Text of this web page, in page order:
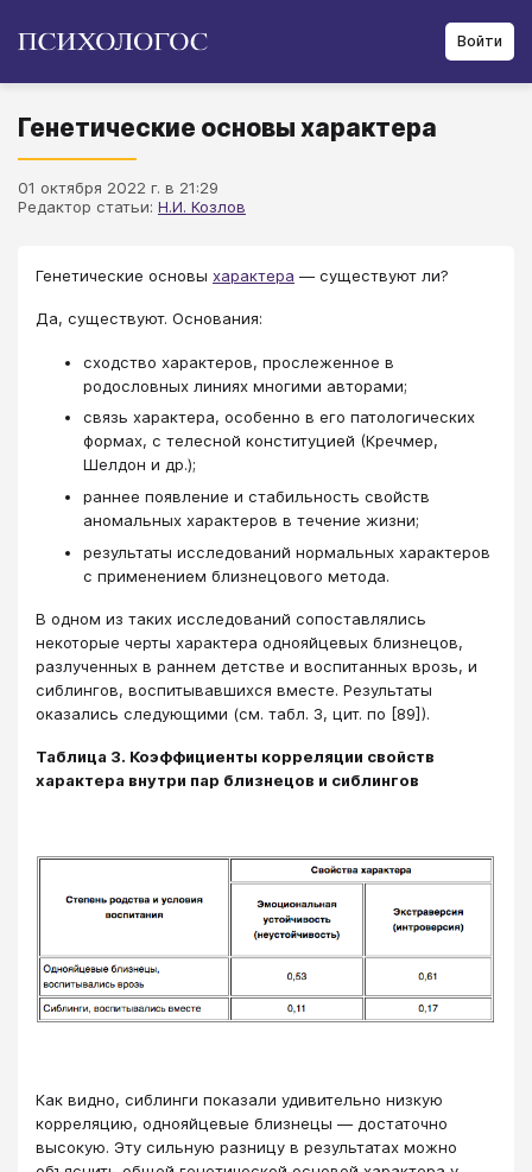
Войти
Генетические основы характера
01 октября 2022 г. в 21:29
Редактор статьи: Н.И. Козлов
Генетические основы характера ― существуют ли?
Да, существуют. Основания:
сходство характеров, прослеженное в
родословных линиях многими авторами;
связь характера, особенно в его патологических
формах, с телесной конституцией (Кречмер,
Шелдон и др.);
раннее появление и стабильность свойств
аномальных характеров в течение жизни;
результаты исследований нормальных характеров
с применением близнецового метода.
В одном из таких исследований сопоставлялись
некоторые черты характера однояйцевых близнецов,
разлученных в раннем детстве и воспитанных врозь, и
сиблингов, воспитывавшихся вместе. Результаты
оказались следующими (см. табл. 3, цит. по [89]).
Таблица 3. Коэффициенты корреляции свойств
характера внутри пар близнецов и сиблингов
Как видно, сиблинги показали удивительно низкую
корреляцию, однояйцевые близнецы — достаточно
высокую. Эту сильную разницу в результатах можно